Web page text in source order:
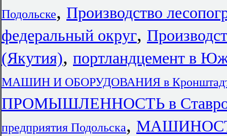
Подольске, Производство
федеральный округ,
(Якутия), портландцемент в
МАШИН И ОБОРУДОВАНИЯ в
ПРОМЫШЛЕННОСТЬ в
предприятия Подольска,